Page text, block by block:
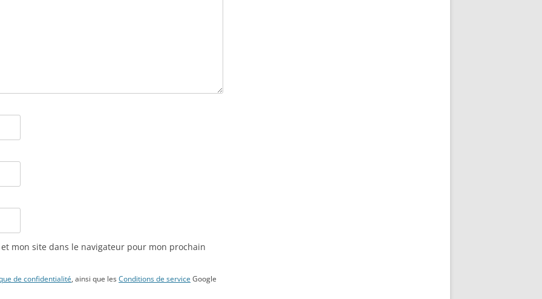
mon site dans le navigateur pour mon prochain
de confidentialité , ainsi que lesConditions de service Google